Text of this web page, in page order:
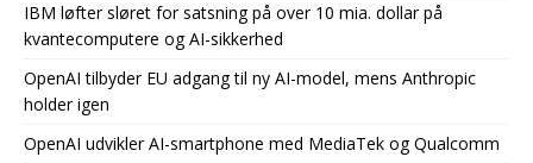
IBM løfter sløret for satsning på over 10 mia. dollar på
kvantecomputere og AI-sikkerhed
OpenAI tilbyder EU adgang til ny AI-model, mens Anthropic
holder igen
OpenAI udvikler AI-smartphone med MediaTek og Qualcomm